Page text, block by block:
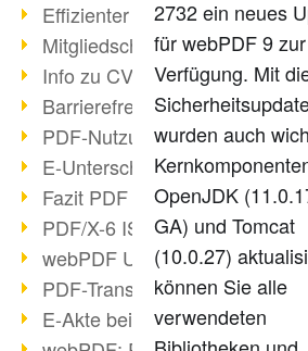
Effizienter Dokumenten
Mitgliedschaft PDF Association
Info zu CVE-2022-22965
Barrierefreiheit mehr als
PDF-Nutzung durch Pandemie
E-Unterschriften für
Fazit PDF Days 2021
PDF/X-6 ISO-Norm
webPDF Update 8.0.0.2393
PDF-Transparenz beim PDF-
E-Akte bei Behörden
2732 ein neues
für webPDF 9 zur
Verfügung. Mit
wurden auch
OpenJDK
GA) und Tomcat
(10.0.27)
können Sie alle
verwendeten